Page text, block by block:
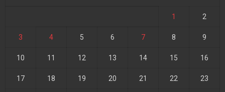
1 2
3 4 5 6 7 8 9
10 11 12 13 14 15 16
17 18 19 20 21 22 23